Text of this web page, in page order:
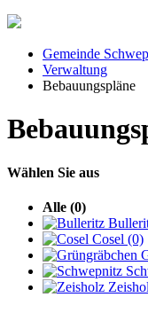
Gemeinde
Verwaltung
Bebauungspläne
Wählen Sie aus
Alle (0)
Cosel (0)